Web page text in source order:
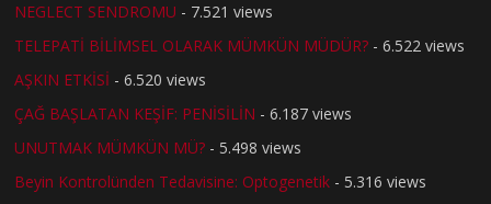
NEGLECT SENDROMU - 7.521 views
TELEPATİ BİLİMSEL OLARAK MÜMKÜN MÜDÜR? - 6.522 views
AŞKIN ETKİSİ - 6.520 views
ÇAĞ BAŞLATAN KEŞİF: PENİSİLİN - 6.187 views
UNUTMAK MÜMKÜN MÜ? - 5.498 views
Beyin Kontrolünden Tedavisine: Optogenetik - 5.316 views